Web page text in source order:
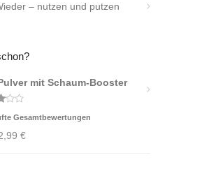
– nutzen und putzen
mit Schaum-Booster
Gesamtbewertungen
€